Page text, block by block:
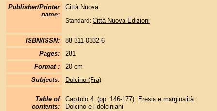
Publisher/Printer
name:
Città Nuova
Standard: Città Nuova Edizioni
ISBN/ISSN:
88-311-0332-6
Pages:
281
Format :
20 cm
Subjects:
Dolcino (Fra)
Table of
contents:
Capitolo 4. (pp. 146-177): Eresia e marginalità :
Dolcino e i dolciniani